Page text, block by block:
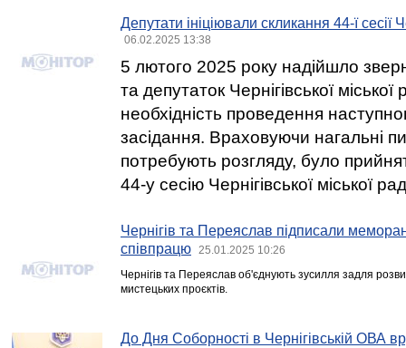
Депутати ініціювали скликання 44-ї сесії
06.02.2025 13:38
5 лютого 2025 року надійшло
та депутаток Чернігівської
необхідність проведення
засідання. Враховуючи нагальні
потребують розгляду, було
44-у сесію Чернігівської міської
Чернігів та Переяслав підписали
співпрацю
25.01.2025 10:26
Чернігів та Переяслав об'єднують зусилля задля
мистецьких проєктів.
До Дня Соборності в Чернігівській ОВА